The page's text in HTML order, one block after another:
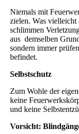
Niemals mit
zielen. Was vielleicht
schlimmen
aus demselben
sondern immer
befindet.
Selbstschutz
Zum Wohle der
keine
und keine
Vorsicht: